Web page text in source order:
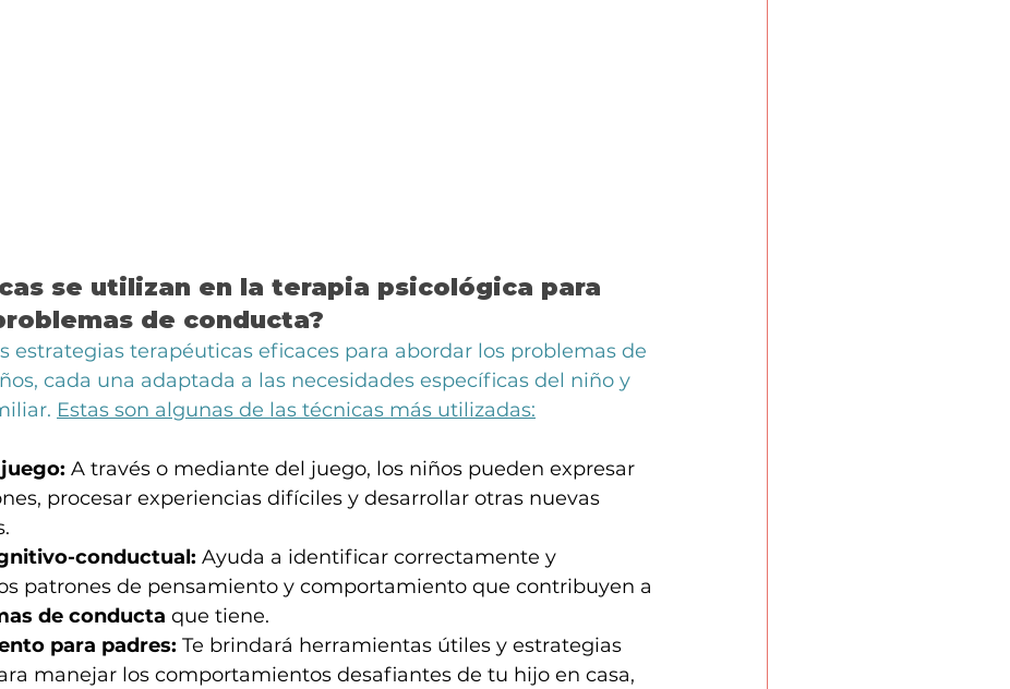
se utilizan en la terapia psicológica para
de conducta?
estrategias terapéuticas eficaces para abordar los problemas de
cada una adaptada a las necesidades específicas del niño y
Estas son algunas de las técnicas más utilizadas:
A través o mediante del juego, los niños pueden expresar
procesar experiencias difíciles y desarrollar otras nuevas
conductual: Ayuda a identificar correctamente y
patrones de pensamiento y comportamiento que contribuyen a
de conducta que tiene.
para padres: Te brindará herramientas útiles y estrategias
manejar los comportamientos desafiantes de tu hijo en casa,